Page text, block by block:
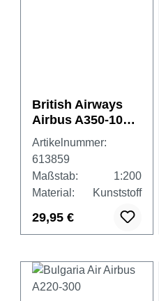
British Airways
Airbus A350-1000
– G-XWBG
Artikelnummer:
613859
Maßstab:
1:200
Material:
Kunststoff
29,95 €